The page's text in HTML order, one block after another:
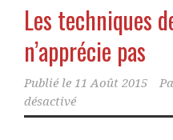
Les techniques
n’apprécie pas
Publié le 11 Août 2015
désactivé